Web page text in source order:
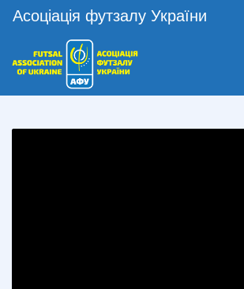
Асоціація футзалу України